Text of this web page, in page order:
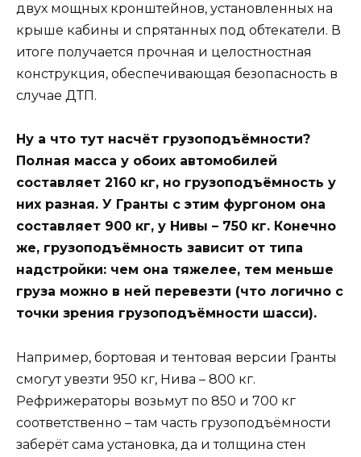
двух мощных кронштейнов, установленных на
крыше кабины и спрятанных под обтекатели. В
итоге получается прочная и целостностная
конструкция, обеспечивающая безопасность в
случае ДТП.
Ну а что тут насчёт грузоподъёмности?
Полная масса у обоих автомобилей
составляет 2160 кг, но грузоподъёмность у
них разная. У Гранты с этим фургоном она
составляет 900 кг, у Нивы – 750 кг. Конечно
же, грузоподъёмность зависит от типа
надстройки: чем она тяжелее, тем меньше
груза можно в ней перевезти (что логично с
точки зрения грузоподъёмности шасси).
Например, бортовая и тентовая версии Гранты
смогут увезти 950 кг, Нива – 800 кг.
Рефрижераторы возьмут по 850 и 700 кг
соответственно – там часть грузоподъёмности
заберёт сама установка, да и толщина стен